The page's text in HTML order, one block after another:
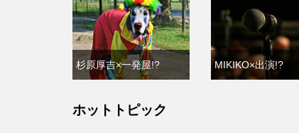
杉原厚吉×一発屋!? MIKIKO×出演!?
ホットトピック